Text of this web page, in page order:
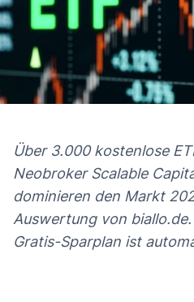
Über 3.000 kostenlose
Neobroker Scalable
dominieren den Markt
Auswertung von
Gratis-Sparplan ist